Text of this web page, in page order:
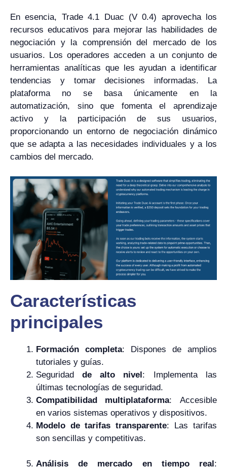
En esencia, Trade 4.1 Duac (V 0.4) aprovecha los
recursos educativos para mejorar las habilidades de
negociación y la comprensión del mercado de los
usuarios. Los operadores acceden a un conjunto de
herramientas analíticas que les ayudan a identificar
tendencias y tomar decisiones informadas. La
plataforma no se basa únicamente en la
automatización, sino que fomenta el aprendizaje
activo y la participación de sus usuarios,
proporcionando un entorno de negociación dinámico
que se adapta a las necesidades individuales y a los
cambios del mercado.
Características
principales
Formación completa: Dispones de amplios
tutoriales y guías.
Seguridad de alto nivel: Implementa las
últimas tecnologías de seguridad.
Compatibilidad multiplataforma: Accesible
en varios sistemas operativos y dispositivos.
Modelo de tarifas transparente: Las tarifas
son sencillas y competitivas.
Análisis de mercado en tiempo real: